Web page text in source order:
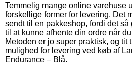
Temmelig mange online varehuse
forskellige former for levering. Det
sendt til en pakkeshop, fordi det
til at kunne afhente din ordre når
Metoden er jo super praktisk, og tit
mulighed for levering ved køb af
Endurance – Blå.